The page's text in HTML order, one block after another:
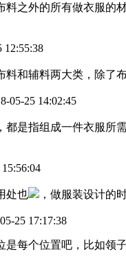
料之外的所有做衣服的
12:55:38
料和辅料两大类，除了
05-25 14:02:45
都是指组成一件衣服所
处也 ，做服装设计的
25 17:17:38
是每个位置吧，比如领